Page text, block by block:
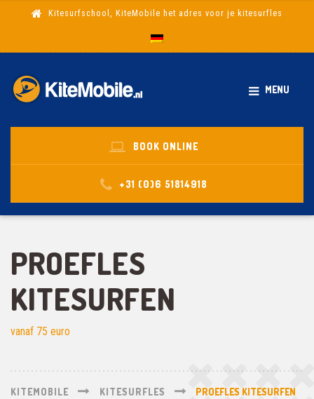
Kitesurfschool, KiteMobile het adres voor je kitesurfles
MENU
BOOK ONLINE
+31 (0)6 51814918
PROEFLES
KITESURFEN
vanaf 75 euro
KITEMOBILE KITESURFLES PROEFLES KITESURFEN